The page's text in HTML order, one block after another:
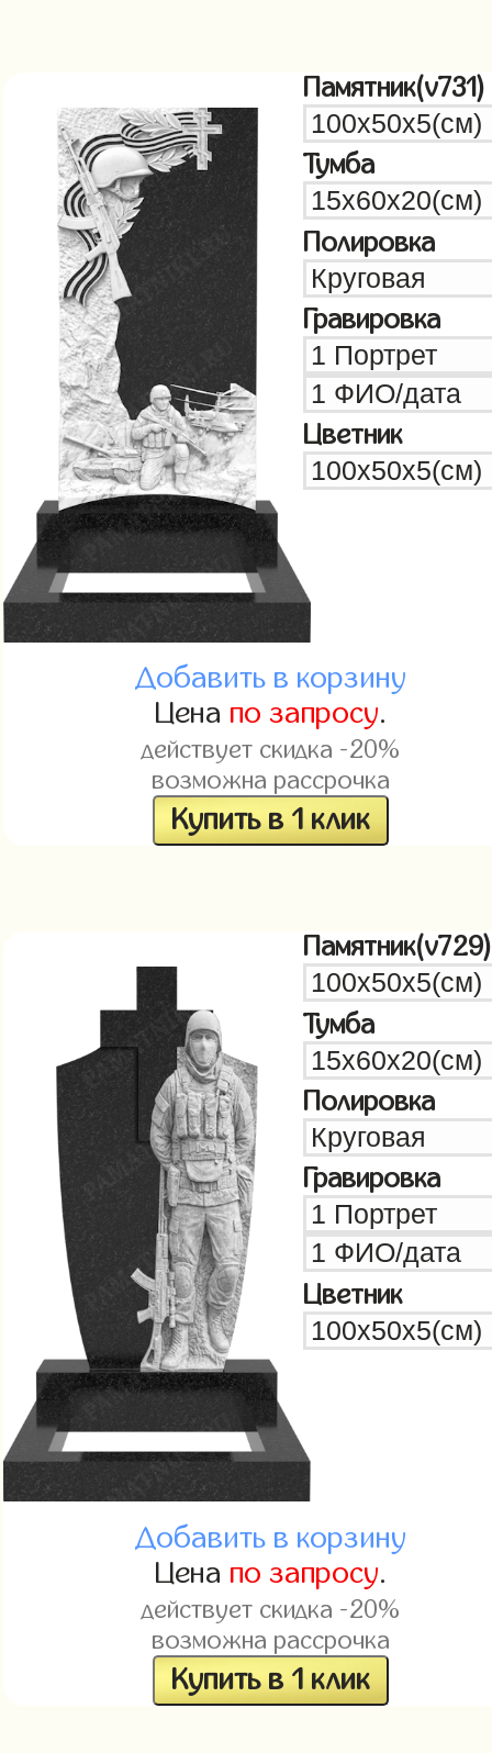
Памятник(v731)
Тумба
Полировка
Гравировка
Цветник
Добавить в корзину
Цена по запросу.
действует скидка -20%
возможна рассрочка
Купить в 1 клик
Памятник(v729)
Тумба
Полировка
Гравировка
Цветник
Добавить в корзину
Цена по запросу.
действует скидка -20%
возможна рассрочка
Купить в 1 клик